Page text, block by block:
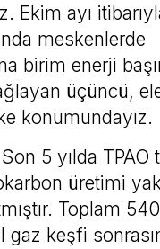
Ekim ayı
meskenlerde
birim enerji
üçüncü,
konumundayız.
Son 5 yılda TPAO
üretimi
Toplam
gaz keşfi